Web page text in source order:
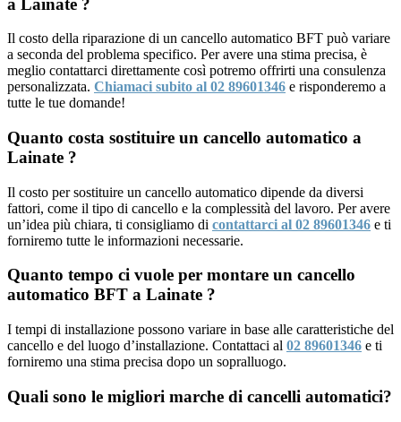
Il costo della riparazione di un cancello automatico BFT può variare
a seconda del problema specifico. Per avere una stima precisa, è
meglio contattarci direttamente così potremo offrirti una consulenza
personalizzata. Chiamaci subito al 02 89601346 e risponderemo a
tutte le tue domande!
Quanto costa sostituire un cancello automatico a
Lainate ?
Il costo per sostituire un cancello automatico dipende da diversi
fattori, come il tipo di cancello e la complessità del lavoro. Per avere
un’idea più chiara, ti consigliamo di contattarci al 02 89601346 e ti
forniremo tutte le informazioni necessarie.
Quanto tempo ci vuole per montare un cancello
automatico BFT a Lainate ?
I tempi di installazione possono variare in base alle caratteristiche del
cancello e del luogo d’installazione. Contattaci al 02 89601346 e ti
forniremo una stima precisa dopo un sopralluogo.
Quali sono le migliori marche di cancelli automatici?